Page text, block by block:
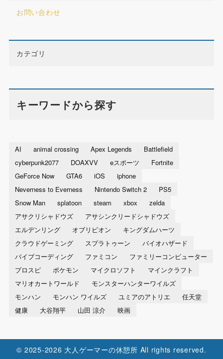
お問い合わせ
カテゴリ
キーワードから探す
AI animal crossing Apex Legends
Battlefield
cyberpunk2077
DOAXVV eスポーツ
Fortnite
GeForce Now
GTA6 iOS
iphone
Neverness to Everness
Nintendo Switch 2
PS5
Snow Man
splatoon steam xbox
zelda
アサクリシャドウズ
アサシンクリードシャドウズ
エルデンリング
オブリビオン
キングダムハーツ
クラウドゲーミング
スプラトゥーン
バイオハザード
バイブコーディング
ファミコン
ファミリーコンピューター
プロスピ
ポケモン マイクロソフト
マインクラフト
マリオカートワールド
モンスターハンターワイルズ
モンハン
モンハン ワイルズ ユミアのアトリエ
任天堂
健康
大谷翔平 山田 涼介 映画
© 2025-2026 大人ゲーマーの休憩所 All rights reserved.